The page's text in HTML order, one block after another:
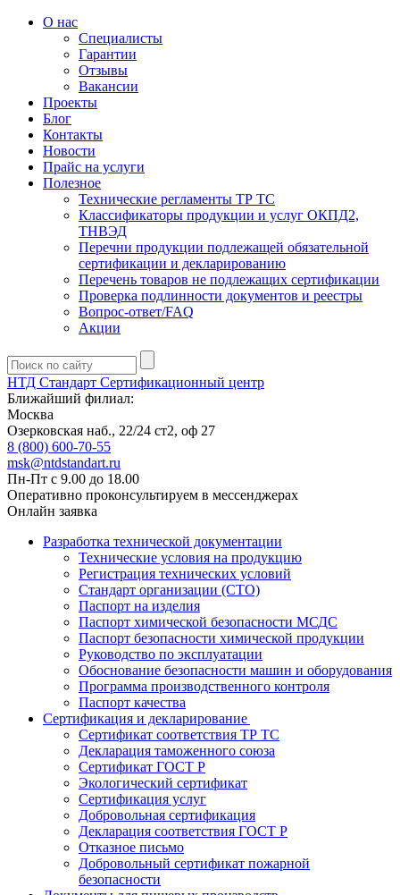
О нас
Специалисты
Гарантии
Отзывы
Вакансии
Проекты
Блог
Контакты
Новости
Прайс на услуги
Полезное
Технические регламенты ТР ТС
Классификаторы продукции и услуг ОКПД2,
ТНВЭД
Перечни продукции подлежащей обязательной
сертификации и декларированию
Перечень товаров не подлежащих сертификации
Проверка подлинности документов и реестры
Вопрос-ответ/FAQ
Акции
НТД Стандарт Сертификационный центр
Ближайший филиал:
Москва
Озерковская наб., 22/24 ст2, оф 27
8 (800) 600-70-55
msk@ntdstandart.ru
Пн-Пт с 9.00 до 18.00
Оперативно проконсультируем в мессенджерах
Онлайн заявка
Разработка технической документации
Технические условия на продукцию
Регистрация технических условий
Стандарт организации (СТО)
Паспорт на изделия
Паспорт химической безопасности МСДС
Паспорт безопасности химической продукции
Руководство по эксплуатации
Обоснование безопасности машин и оборудования
Программа производственного контроля
Паспорт качества
Сертификация и декларирование
Сертификат соответствия ТР ТС
Декларация таможенного союза
Сертификат ГОСТ Р
Экологический сертификат
Сертификация услуг
Добровольная сертификация
Декларация соответствия ГОСТ Р
Отказное письмо
Добровольный сертификат пожарной
безопасности